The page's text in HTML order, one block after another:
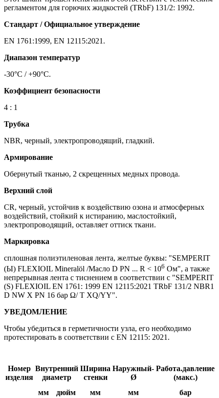
регламентом для горючих жидкостей (TRbF) 131/2: 1992.
Стандарт / Официальное утверждение
EN 1761:1999, EN 12115:2021.
Диапазон температур
-30°C / +90°C.
Коэффициент безопасности
4 : 1
Трубка
NBR, черный, электропроводящий, гладкий.
Армирование
Обернутый тканью, 2 скрещенных медных провода.
Верхний слой
CR, черный, устойчив к воздействию озона и атмосферных
воздействий, стойкий к истиранию, маслостойкий,
электропроводящий, оставляет оттиск ткани.
Маркировка
сплошная полиэтиленовая лента, желтые буквы: "SEMPERIT
(Ы) FLEXIOIL Mineralöl /Масло D PN ... R < 106 Ом", а также
непрерывная лента с тиснением в соответствии с "SEMPERIT
(S) FLEXIOIL EN 1761: 1999 EN 12115:2021 TRbF 131/2 NBR1
D NW X PN 16 бар Ω/ T XQ/YY".
УВЕДОМЛЕНИЕ
Чтобы убедиться в герметичности узла, его необходимо
протестировать в соответствии с EN 12115: 2021.
Номер
изделия
Внутренний
диаметр
Ширина
стенки
Наружный-
Ø
Работа.давление
(макс.)
мм дюйм мм мм
бар